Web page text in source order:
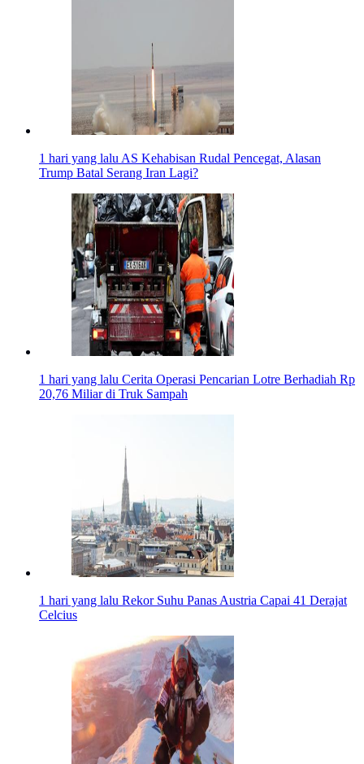
1 hari yang laluAS Kehabisan Rudal Pencegat, Alasan
Trump Batal Serang Iran Lagi?
1 hari yang lalu Cerita Operasi Pencarian Lotre Berhadiah Rp
20,76 Miliar di Truk Sampah
1 hari yang lalu Rekor Suhu Panas Austria Capai 41 Derajat
Celcius